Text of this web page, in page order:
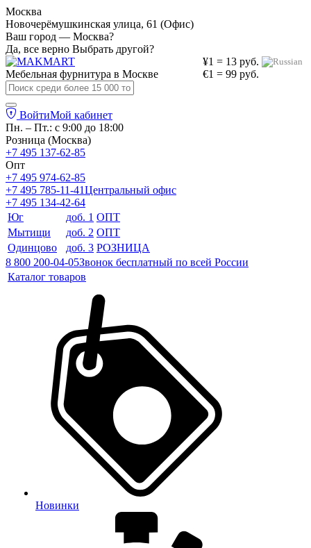
Москва
Новочерёмушкинская улица, 61 (Офис)
Ваш город — Москва?
Да, все верно Выбрать другой?
¥1 = 13 руб.
€1 = 99 руб.
Мебельная фурнитура в Москве
ВойтиМой кабинет
Пн. – Пт.: с 9:00 до 18:00
Розница (Москва)
+7 495 137-62-85
Опт
+7 495 974-62-85
+7 495 785-11-41Центральный офис
+7 495 134-42-64
Юг
доб. 1 ОПТ
Мытищи
доб. 2 ОПТ
Одинцово
доб. 3 РОЗНИЦА
8 800 200-04-05Звонок бесплатный по всей России
Каталог товаров
Новинки